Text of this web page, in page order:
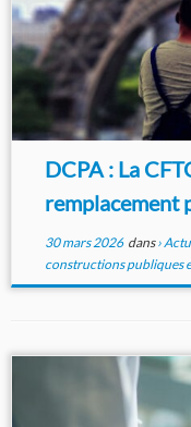
DCPA : La
remplacement
30 mars 2026dans›
constructions publiques